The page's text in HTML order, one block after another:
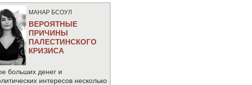
МАНАР БСОУЛ
ВЕРОЯТНЫЕ
ПРИЧИНЫ
ПАЛЕСТИНСКОГО
КРИЗИСА
больших денег и
интересов несколько